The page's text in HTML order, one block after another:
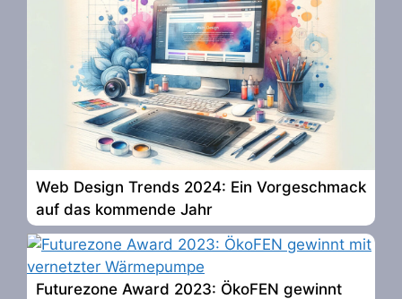
Web Design Trends 2024: Ein Vorgeschmack
auf das kommende Jahr
Futurezone Award 2023: ÖkoFEN gewinnt